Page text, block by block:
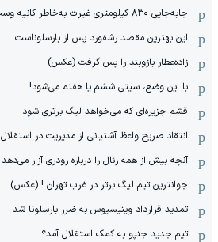
جابه‌جایی ۸۳۰ کیلومتری غیرت به‌خاطر کانیه وست!
این بهترین مقصد رشفورد پس از بارسلوناست
زاده‌عطار بازوبند را پس گرفت (عکس)
با این وضع، سیتی ششم یا هفتم می‌شود!
قشم جزیره‌ای که می‌خواهد لیگ برتری شود
انتقاد صریح واعظ آشتیانی از مدیریت در استقلال
آنچه بیش از همه رئال را درباره رودری آزار می‌دهد
جوانترین تیم لیگ برتر در غرب تهران ! (عکس)
تمدید قرارداد وینیسیوس به ضرر بارسلونا شد
تیم جدید جنپو به کمک استقلال آمد؟